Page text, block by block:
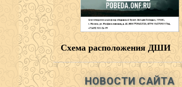
Схема расположения ДШИ
НОВОСТИ САЙТА